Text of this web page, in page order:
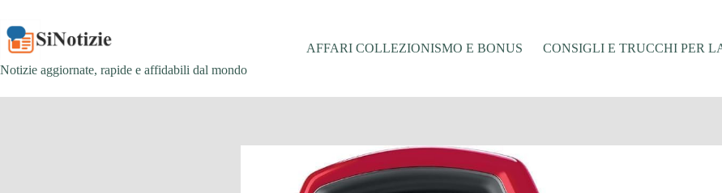
contenuto
Notizie aggiornate, rapide e affidabili dal mondo
AFFARI COLLEZIONISMO E BONUS CONSIGLI E TRUCCHI PER